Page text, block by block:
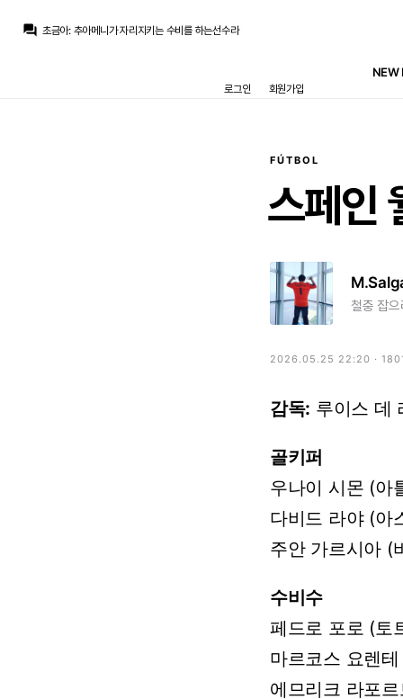
question_answer 초금아: 추아메니가 자리지키는 수비를 하는선수라
사람끼리 뛰는거라 자연스러운거죠. 음 벨 이상황보다 심각한 상황이라서
NEW
로그인 회원가입
FÚTBOL
스페인
철충 잡
2026.05.25 22:20 ·
감독: 루이스 데
골키퍼
우나이 시몬 (아
다비드 라야(아
주안 가르시아 (
수비수
페드로 포로 (토
마르코스 요렌테
에므리크 라포